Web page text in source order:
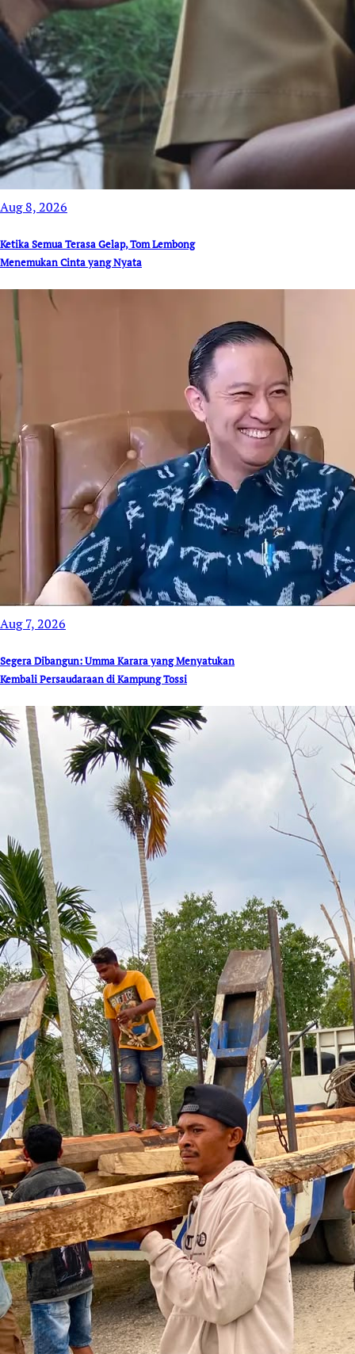
Aug 8, 2026
Ketika Semua Terasa Gelap, Tom Lembong
Menemukan Cinta yang Nyata
Aug 7, 2026
Segera Dibangun: Umma Karara yang Menyatukan
Kembali Persaudaraan di Kampung Tossi